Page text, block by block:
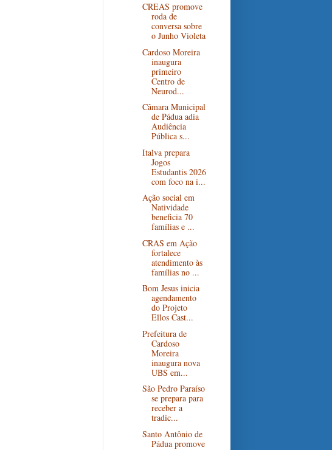
CREAS promove
roda de
conversa sobre
o Junho Violeta
Cardoso Moreira
inaugura
primeiro
Centro de
Neurod...
Câmara Municipal
de Pádua adia
Audiência
Pública s...
Italva prepara
Jogos
Estudantis 2026
com foco na i...
Ação social em
Natividade
beneficia 70
famílias e ...
CRAS em Ação
fortalece
atendimento às
famílias no ...
Bom Jesus inicia
agendamento
do Projeto
Ellos Cast...
Prefeitura de
Cardoso
Moreira
inaugura nova
UBS em...
São Pedro Paraíso
se prepara para
receber a
tradic...
Santo Antônio de
Pádua promove